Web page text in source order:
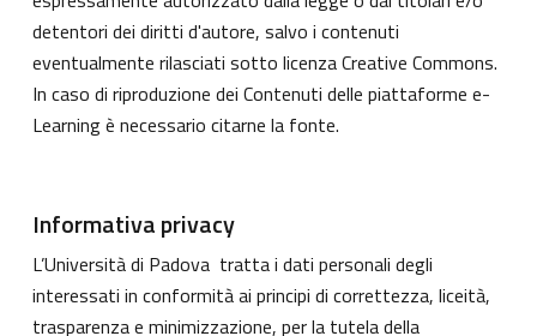
detentori dei diritti d'autore, salvo i contenuti
eventualmente rilasciati sotto licenza Creative Commons.
In caso di riproduzione dei Contenuti delle piattaforme e-
Learning è necessario citarne la fonte.
Informativa privacy
L’Università di Padova tratta i dati personali degli
interessati in conformità ai principi di correttezza, liceità,
trasparenza e minimizzazione, per la tutela della